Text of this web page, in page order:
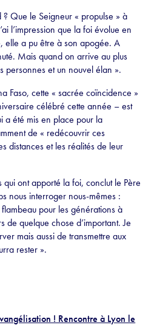
? Que le Seigneur « propulse » à
l’impression que la foi évolue en
elle a pu être à son apogée. A
Mais quand on arrive au plus
personnes et un nouvel élan ».
Faso, cette « sacrée coïncidence »
célébré cette année – est
a été mis en place pour la
de « redécouvrir ces
distances et les réalités de leur
ont apporté la foi, conclut le Père
nous interroger nous-mêmes :
pour les générations à
de quelque chose d’important. Je
mais aussi de transmettre aux
rester ».
! Rencontre à Lyon le